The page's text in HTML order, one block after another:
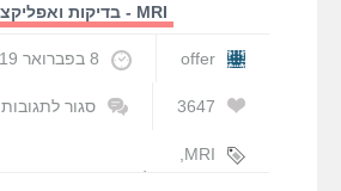
MRI – מושגי יסוד ופיזיקה
MRI - בדיקות ואפליקציות
offer 8 בפברואר 2019
3647
סגור לתגובות
MRI
ההיסטוריה של